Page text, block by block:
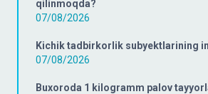
qilinmoqda?
07/08/2026
Kichik tadbirkorlik subyektlarining
07/08/2026
Buxoroda 1 kilogramm palov